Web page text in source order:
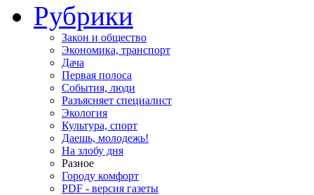
Рубрики
Закон и общество
Экономика, транспорт
Дача
Первая полоса
События, люди
Разъясняет специалист
Экология
Культура, спорт
Даешь, молодежь!
На злобу дня
Разное
Городу комфорт
PDF - версия газеты